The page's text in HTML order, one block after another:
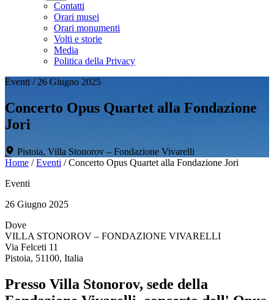
Contatti
Orari musei
Orari monumenti
Volti e storie
Media
Politica della Privacy
Eventi / 26 Giugno 2025
Concerto Opus Quartet alla Fondazione
Jori
Pistoia, Villa Stonorov – Fondazione Vivarelli
Home /Eventi /Concerto Opus Quartet alla Fondazione Jori
Eventi
26 Giugno 2025
Dove
VILLA STONOROV – FONDAZIONE VIVARELLI
Via Felceti 11
Pistoia, 51100, Italia
Presso Villa Stonorov, sede della